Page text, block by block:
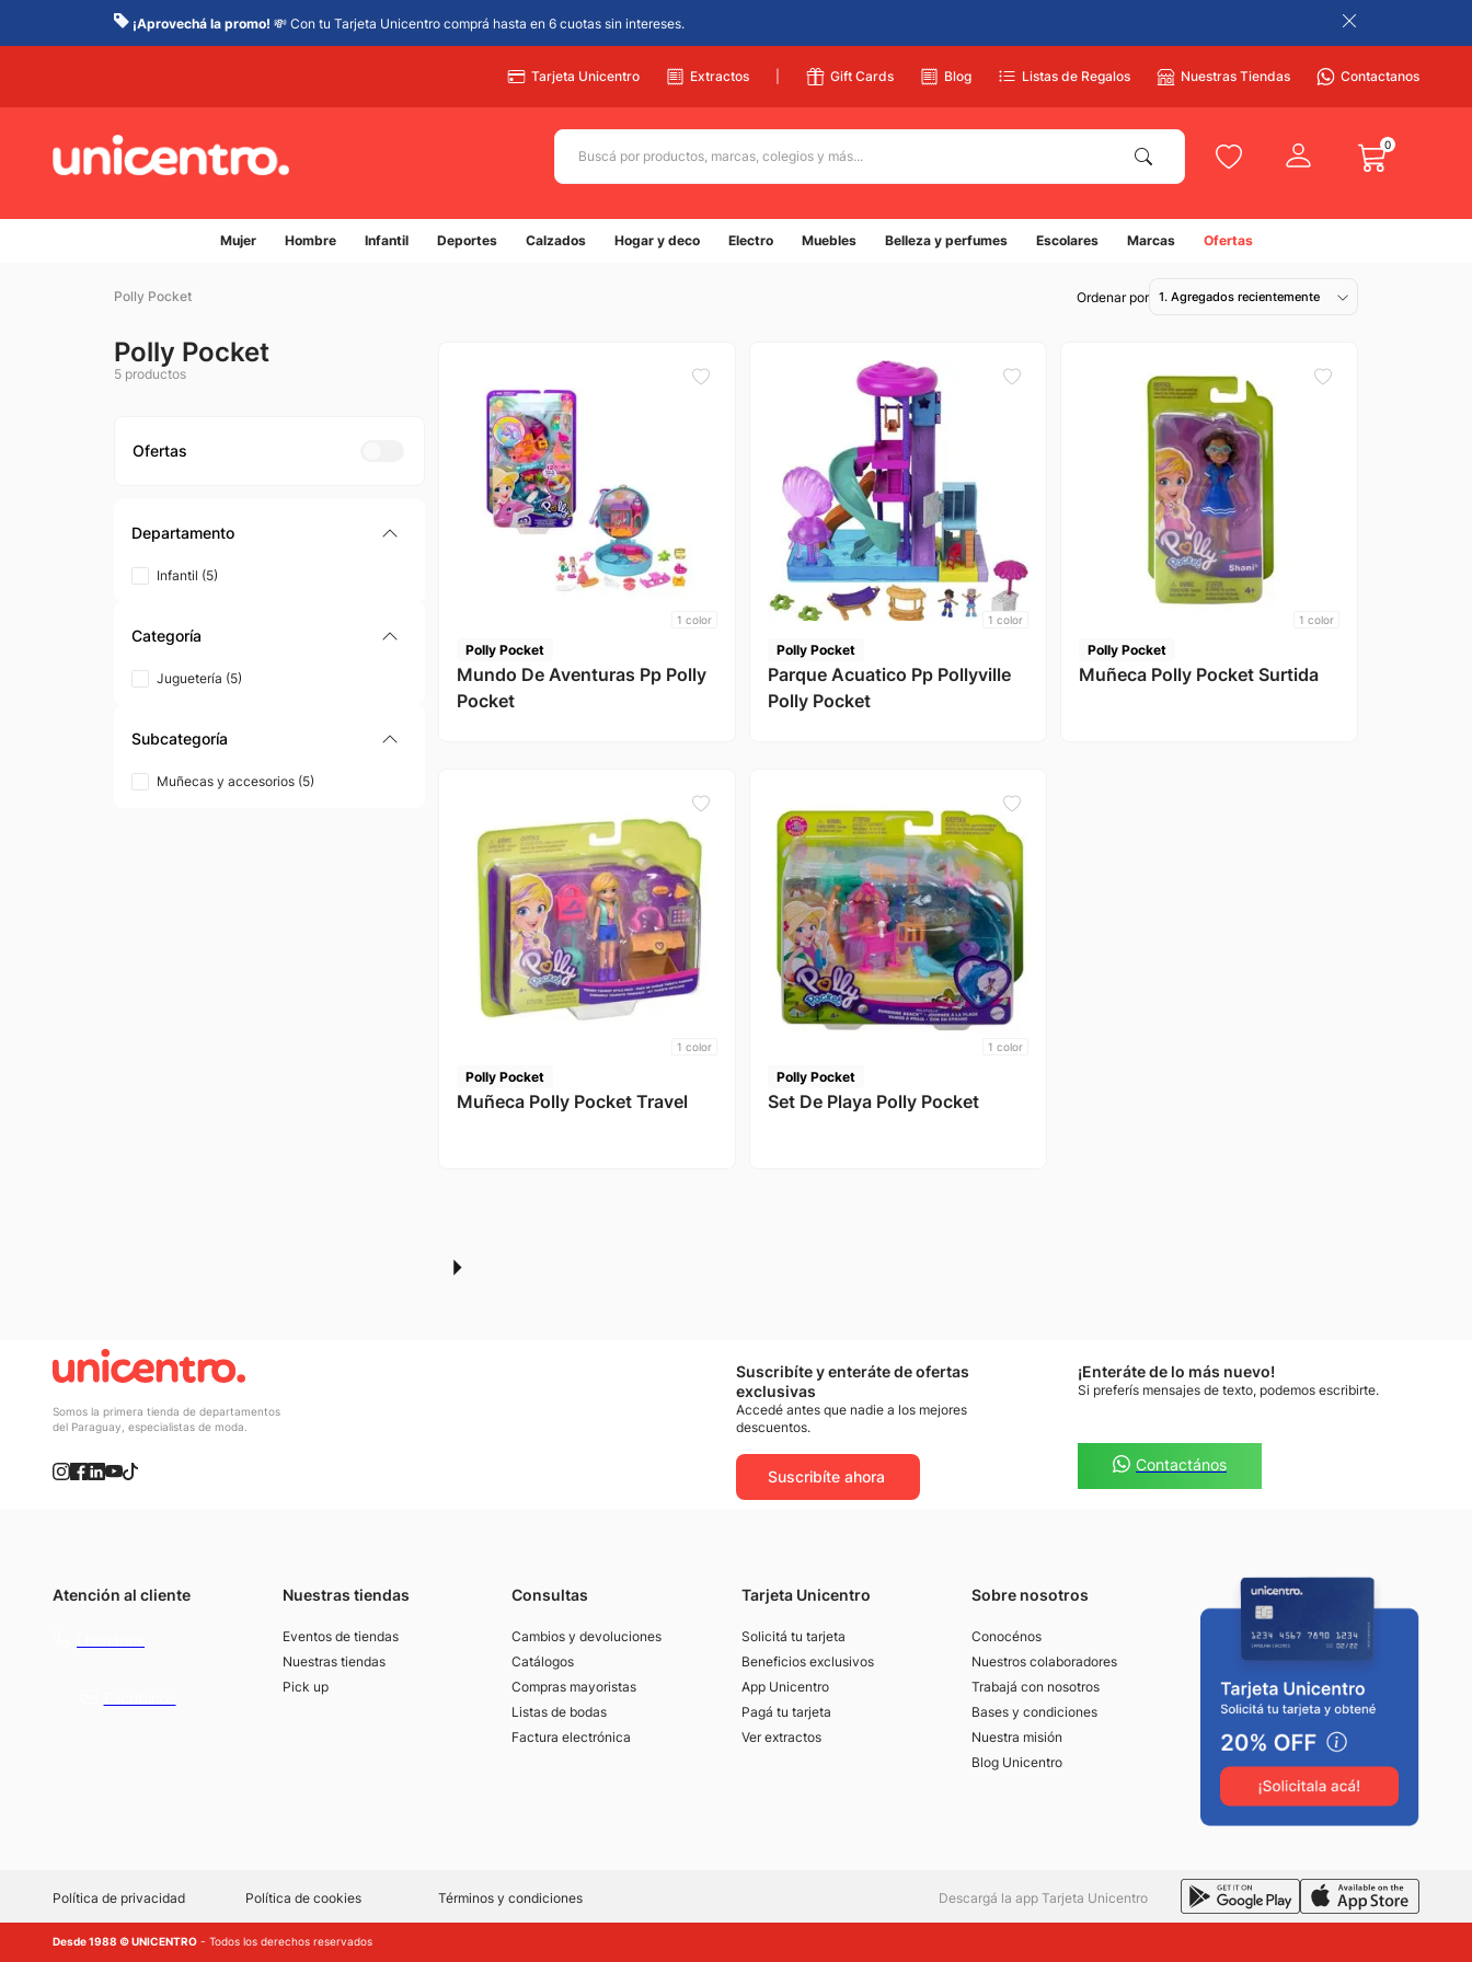
¡Aprovechá la promo! 💸 Con tu Tarjeta Unicentro comprá hasta en 6 cuotas sin intereses.
Tarjeta Unicentro Extractos Gift Cards Blog Listas de Regalos Nuestras Tiendas Contactanos
Buscá por productos, marcas, colegios y más...
Términos más buscados
5. botin
0
Mujer Hombre Infantil Deportes Calzados Hogar y deco Electro Muebles Belleza y perfumes Escolares Marcas Ofertas
Polly Pocket 1. Agregados recientemente
Polly Pocket
5 productos
Departamento
Infantil (5)
Categoría
Juguetería (5)
Subcategoría
Muñecas y accesorios (5)
1 color
Polly Pocket
Mundo De Aventuras Pp Polly
Pocket
1 color
Polly Pocket
Parque Acuatico Pp Pollyville
Polly Pocket
1 color
Polly Pocket
Muñeca Polly Pocket Surtida
1 color
Polly Pocket
Muñeca Polly Pocket Travel
1 color
Polly Pocket
Set De Playa Polly Pocket
Somos la primera tienda de departamentos
del Paraguay, especialistas de moda.
Suscribíte y enteráte de ofertas
exclusivas
Accedé antes que nadie a los mejores
descuentos.
Suscribíte ahora
¡Enteráte de lo más nuevo!
Si preferís mensajes de texto, podemos escribirte.
Contactános
Atención al cliente
Nuestras tiendas
Eventos de tiendas
Nuestras tiendas
Pick up
Consultas
Cambios y devoluciones
Catálogos
Compras mayoristas
Listas de bodas
Factura electrónica
Tarjeta Unicentro
Solicitá tu tarjeta
Beneficios exclusivos
App Unicentro
Pagá tu tarjeta
Ver extractos
Sobre nosotros
Conocénos
Nuestros colaboradores
Trabajá con nosotros
Bases y condiciones
Nuestra misión
Blog Unicentro
Política de privacidad Política de cookies Términos y condiciones Descargá la app Tarjeta Unicentro
Desde 1988 © UNICENTRO - Todos los derechos reservados